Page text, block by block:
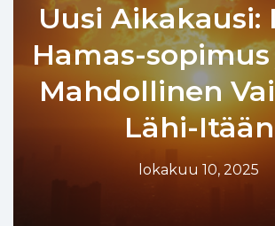
Uusi Aikakausi:
Hamas-sopimus
Mahdollinen
Lähi-Itään
lokakuu 10, 2025